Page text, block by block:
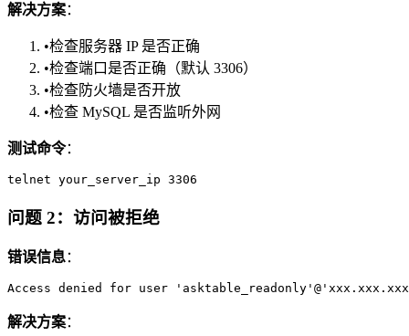
解决方案：
•检查服务器 IP 是否正确
•检查端口是否正确（默认 3306）
•检查防火墙是否开放
•检查 MySQL 是否监听外网
测试命令：
问题 2：访问被拒绝
错误信息：
解决方案：